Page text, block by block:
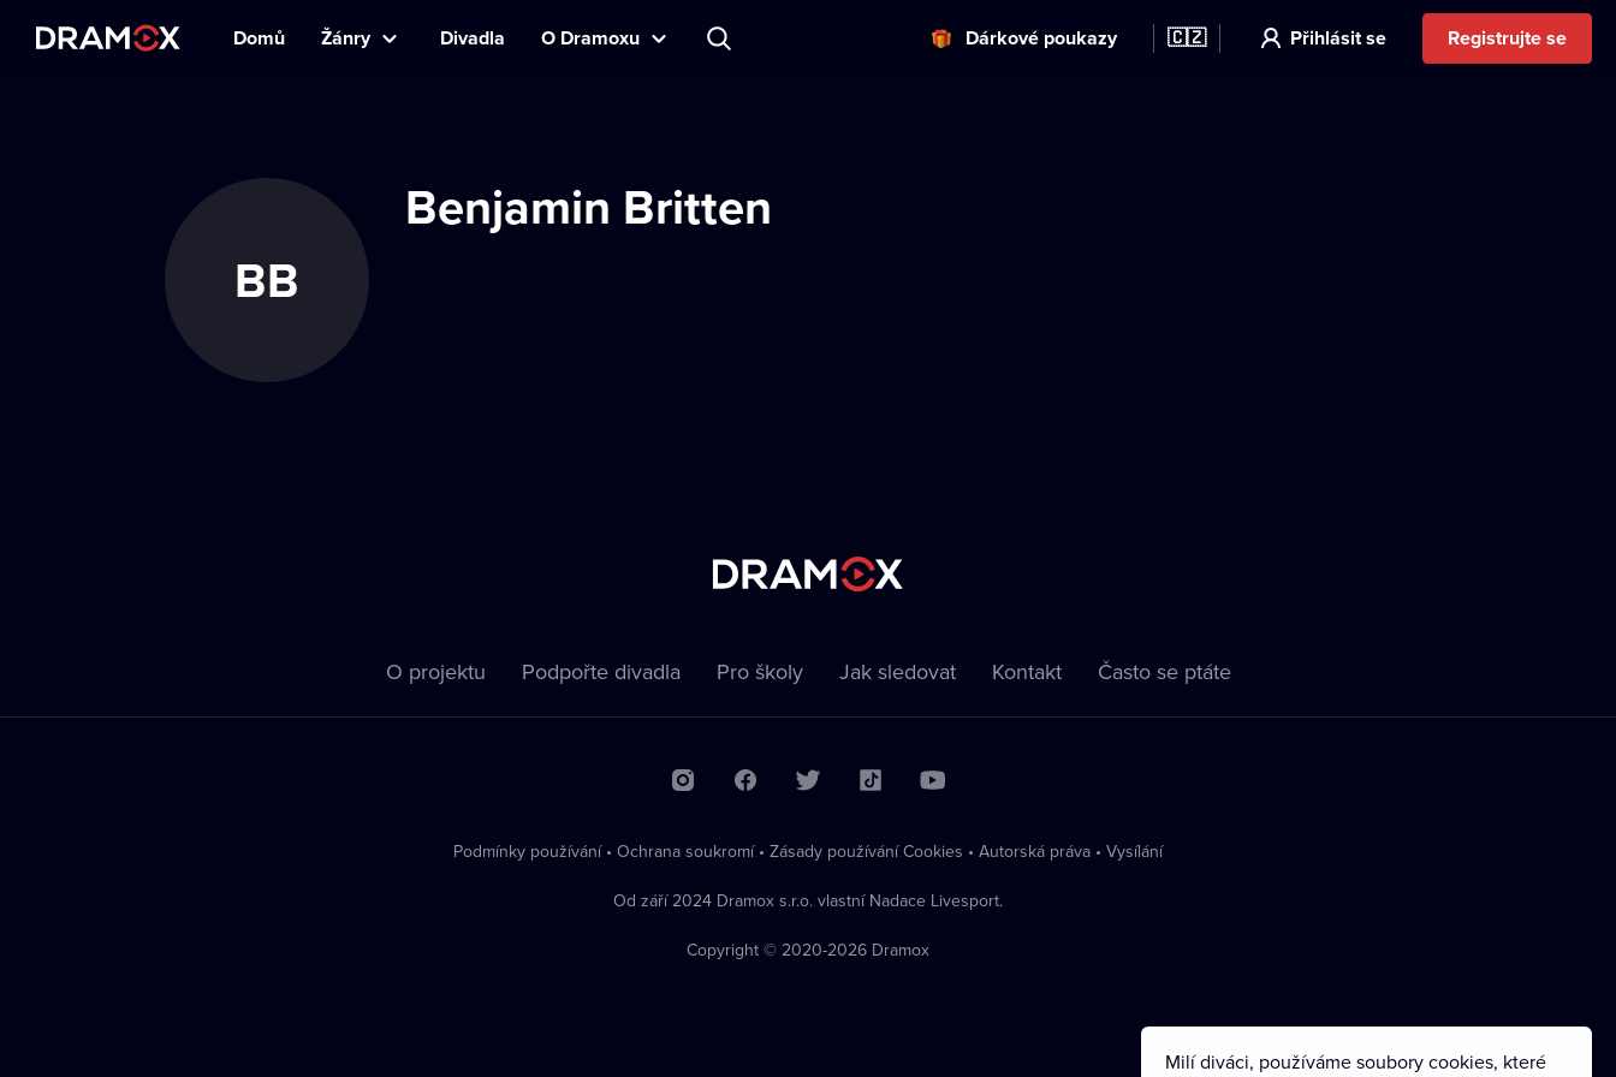
Domů Žánry Divadla O Dramoxu Dárkové poukazy 🇨🇿 Přihlásit se Registrujte se
BB
Benjamin Britten
O projektu Podpořte divadla Pro školy Jak sledovat Kontakt Často se ptáte
Podmínky používání • Ochrana soukromí • Zásady používání Cookies • Autorská práva • Vysílání
Od září 2024 Dramox s.r.o. vlastní Nadace Livesport.
Copyright © 2020-2026 Dramox
Milí diváci, používáme soubory cookies, které